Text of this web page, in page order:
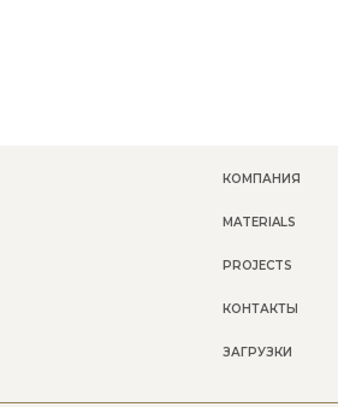
КОМПАНИЯ
MATERIALS
PROJECTS
КОНТАКТЫ
ЗАГРУЗКИ